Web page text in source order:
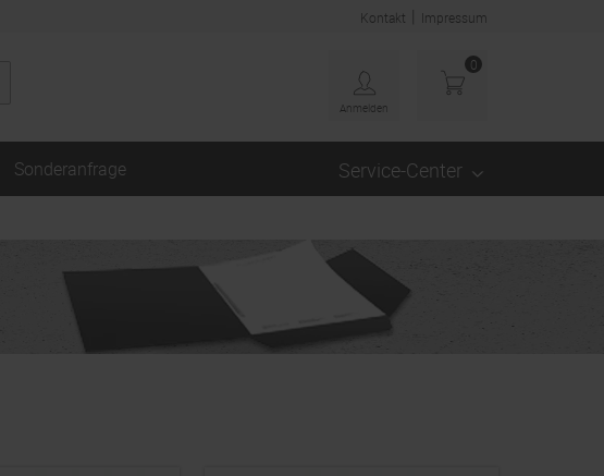
Kontakt Impressum
Anmelden
0
Sonderanfrage Service-Center